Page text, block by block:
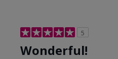
5
Wonderful!